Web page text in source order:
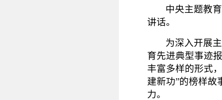
中央主题教
讲话。
为深入开展
育先进典型事迹
丰富多样的形式
建新功”的榜样故
力。